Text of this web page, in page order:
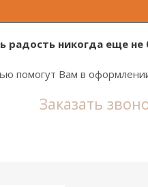
радость никогда еще не
помогут Вам в
Заказать